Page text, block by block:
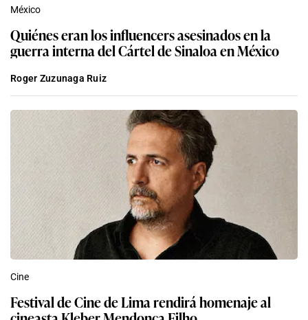
México
Quiénes eran los influencers asesinados en la
guerra interna del Cártel de Sinaloa en México
Roger Zuzunaga Ruiz
Cine
Festival de Cine de Lima rendirá homenaje al